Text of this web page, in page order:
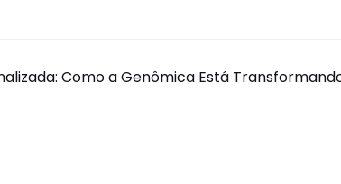
Como a Genômica Está